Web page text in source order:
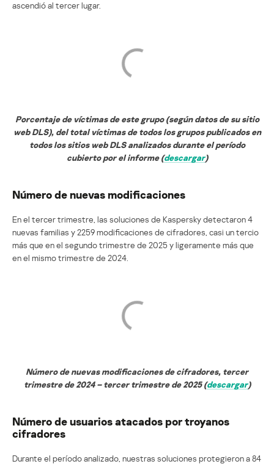
ascendió al tercer lugar.
Porcentaje de víctimas de este grupo (según datos de su sitio
web DLS), del total víctimas de todos los grupos publicados en
todos los sitios web DLS analizados durante el período
cubierto por el informe (descargar)
Número de nuevas modificaciones
En el tercer trimestre, las soluciones de Kaspersky detectaron 4
nuevas familias y 2259 modificaciones de cifradores, casi un tercio
más que en el segundo trimestre de 2025 y ligeramente más que
en el mismo trimestre de 2024.
Número de nuevas modificaciones de cifradores, tercer
trimestre de 2024 – tercer trimestre de 2025 (descargar)
Número de usuarios atacados por troyanos
cifradores
Durante el período analizado, nuestras soluciones protegieron a 84